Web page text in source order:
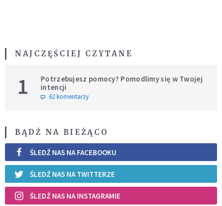
NAJCZĘŚCIEJ CZYTANE
1
Potrzebujesz pomocy? Pomodlimy się w Twojej
intencji
62 komentarzy
BĄDŹ NA BIEŻĄCO
ŚLEDŹ NAS NA FACEBOOKU
ŚLEDŹ NAS NA TWITTERZE
ŚLEDŹ NAS NA INSTAGRAMIE